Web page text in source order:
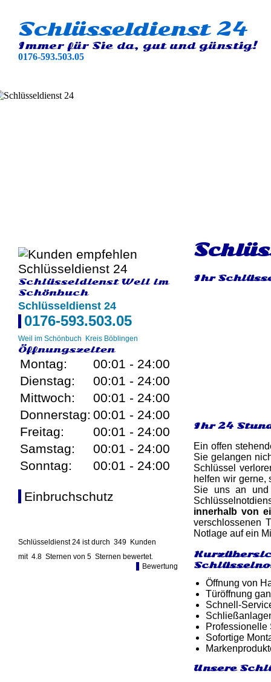
Schlüsseldienst 24
Immer für Sie da, gut und günstig!
0176-593.503.05
Schlüsseldienst Weil im
Schönbuch
Schlüsseldienst 24
0176-593.503.05
Weil im Schönbuch Kreis Böblingen
Öffnungszeiten
Montag:
00:01 - 24:00
Dienstag:
00:01 - 24:00
Mittwoch:
00:01 - 24:00
Donnerstag: 00:01 - 24:00
Freitag:
00:01 - 24:00
Samstag:
00:01 - 24:00
Sonntag:
00:01 - 24:00
Einbruchschutz
Schlüsseldienst 24 ist durch 349 Kunden
mit 4.8 Sternen von 5 Sternen bewertet.
Bewertung
Ihr
Ihr 24
Ein offen
Sie gelangen
Schlüssel
helfen wir gerne,
Sie uns an
innerhalb von
verschlossenen
Notlage auf ein
Öffnung von
Türöffnung
Schnell-
Professionelle
Sofortige
Unsere